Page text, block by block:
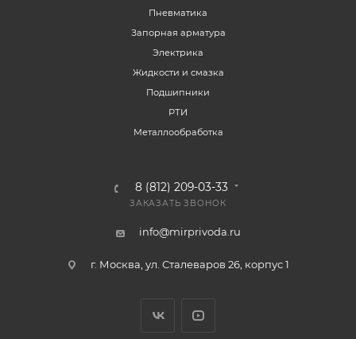
Пневматика
Запорная арматура
Электрика
Жидкости и смазка
Подшипники
РТИ
Металлообработка
8 (812) 209-03-33
ЗАКАЗАТЬ ЗВОНОК
info@mirprivoda.ru
г. Москва, ул. Сталеваров 26, корпус 1